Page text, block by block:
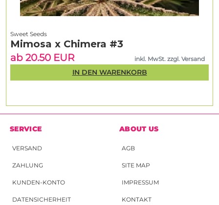
Sweet Seeds
Mimosa x Chimera #3
ab 20.50 EUR
inkl. MwSt. zzgl. Versand
IN DEN WARENKORB
SERVICE
VERSAND
ZAHLUNG
KUNDEN-KONTO
DATENSICHERHEIT
ABOUT US
AGB
SITE MAP
IMPRESSUM
KONTAKT